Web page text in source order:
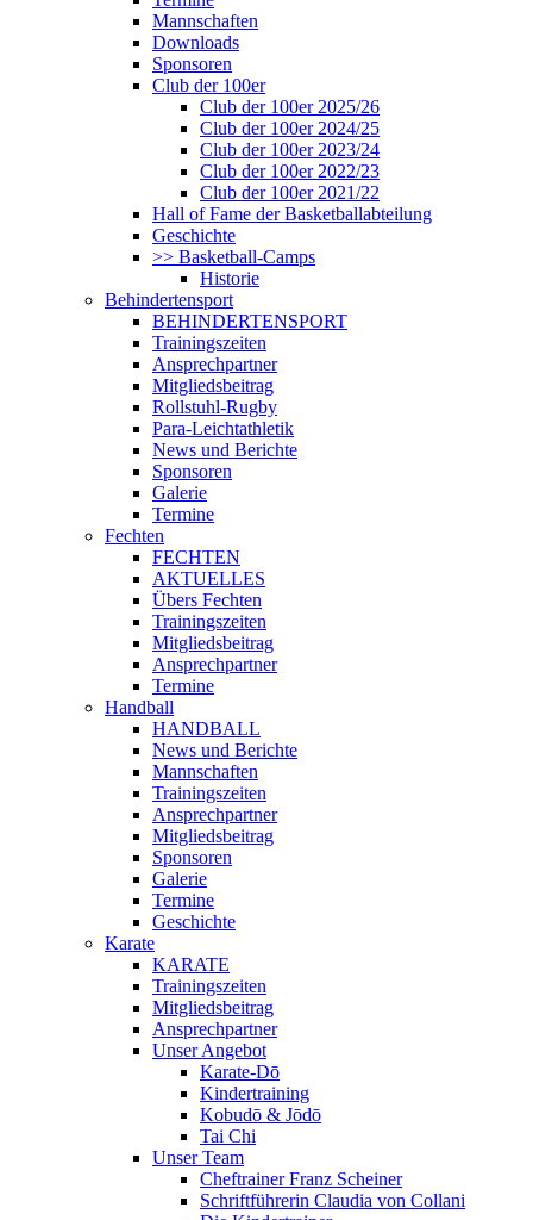
Mannschaften
Downloads
Sponsoren
Club der 100er
Club der 100er 2025/26
Club der 100er 2024/25
Club der 100er 2023/24
Club der 100er 2022/23
Club der 100er 2021/22
Hall of Fame der Basketballabteilung
Geschichte
>> Basketball-Camps
Historie
Behindertensport
BEHINDERTENSPORT
Trainingszeiten
Ansprechpartner
Mitgliedsbeitrag
Rollstuhl-Rugby
Para-Leichtathletik
News und Berichte
Sponsoren
Galerie
Termine
Fechten
FECHTEN
AKTUELLES
Übers Fechten
Trainingszeiten
Mitgliedsbeitrag
Ansprechpartner
Termine
Handball
HANDBALL
News und Berichte
Mannschaften
Trainingszeiten
Ansprechpartner
Mitgliedsbeitrag
Sponsoren
Galerie
Termine
Geschichte
Karate
KARATE
Trainingszeiten
Mitgliedsbeitrag
Ansprechpartner
Unser Angebot
Karate-Dō
Kindertraining
Kobudō & Jōdō
Tai Chi
Unser Team
Cheftrainer Franz Scheiner
Schriftführerin Claudia von Collani